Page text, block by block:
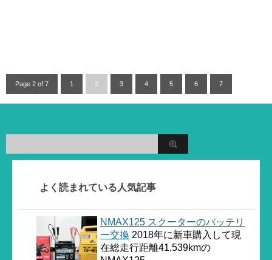
Page 2 of 7 1 2 3 4 5 6 7
よく読まれている人気記事
NMAX125 スクーターのバッテリ
ー交換 2018年に新車購入して現
在総走行距離41,539kmの